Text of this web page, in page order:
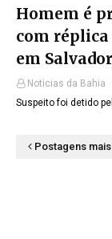
Homem é
com
em Salvador
Noticias da Bahia
Suspeito foi detido
Postagens